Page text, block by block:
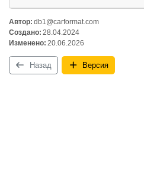
Автор: db1@carformat.com
Создано: 28.04.2024
Изменено: 20.06.2026
Назад Версия